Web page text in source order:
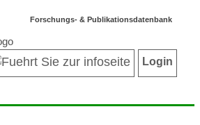
Forschungs- & Publikationsdatenbank
Login